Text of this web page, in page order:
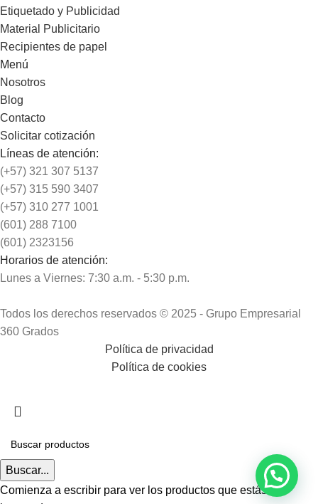
Etiquetado y Publicidad
Material Publicitario
Recipientes de papel
Menú
Nosotros
Blog
Contacto
Solicitar cotización
Líneas de atención:
(+57) 321 307 5137
(+57) 315 590 3407
(+57) 310 277 1001
(601) 288 7100
(601) 2323156
Horarios de atención:
Lunes a Viernes: 7:30 a.m. - 5:30 p.m.
Todos los derechos reservados © 2025 - Grupo Empresarial
360 Grados
Política de privacidad
Política de cookies
Buscar...
Comienza a escribir para ver los productos que estás